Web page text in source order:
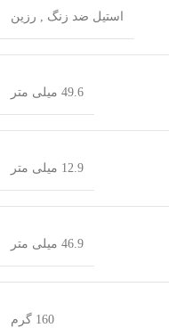
استیل ضد زنگ , رزین
49.6 میلی متر
12.9 میلی متر
46.9 میلی متر
160 گرم